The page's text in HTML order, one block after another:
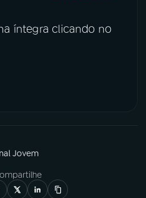
íntegra clicando no
Jovem